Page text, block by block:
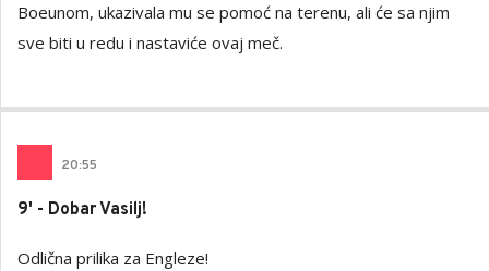
Boeunom, ukazivala mu se pomoć na terenu, ali će sa njim
sve biti u redu i nastaviće ovaj meč.
20:55
9' - Dobar Vasilj!
Odlična prilika za Engleze!